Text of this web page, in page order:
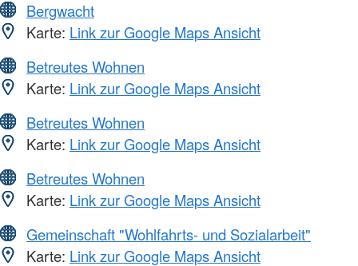
Bergwacht
Karte: Link zur Google Maps Ansicht
Betreutes Wohnen
Karte: Link zur Google Maps Ansicht
Betreutes Wohnen
Karte: Link zur Google Maps Ansicht
Betreutes Wohnen
Karte: Link zur Google Maps Ansicht
Gemeinschaft "Wohlfahrts- und Sozialarbeit"
Karte: Link zur Google Maps Ansicht